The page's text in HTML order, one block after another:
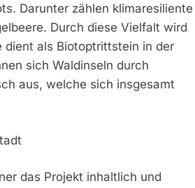
Darunter zählen klimaresiliente
Durch diese Vielfalt wird
dient als Biotoptrittstein in der
sich Waldinseln durch
aus, welche sich insgesamt
das Projekt inhaltlich und